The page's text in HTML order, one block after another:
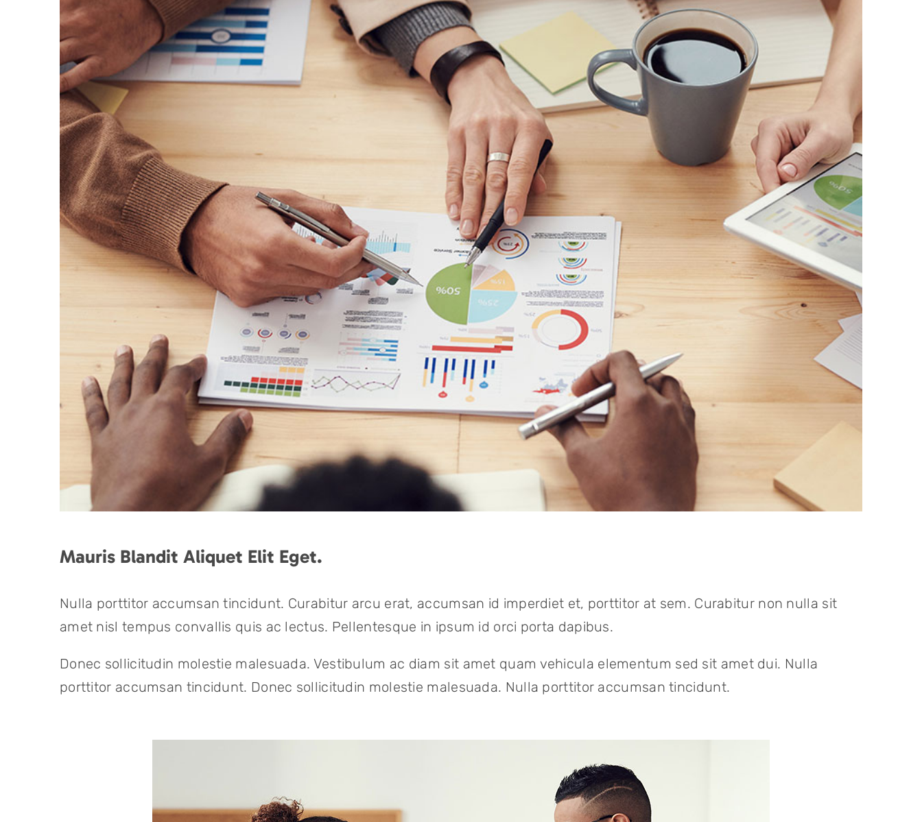
Larger
Image
Mauris Blandit Aliquet Elit Eget.
Nulla porttitor accumsan tincidunt. Curabitur arcu erat, accumsan id imperdiet et, porttitor at sem. Curabitur non nulla sit
amet nisl tempus convallis quis ac lectus. Pellentesque in ipsum id orci porta dapibus.
Donec sollicitudin molestie malesuada. Vestibulum ac diam sit amet quam vehicula elementum sed sit amet dui. Nulla
porttitor accumsan tincidunt. Donec sollicitudin molestie malesuada. Nulla porttitor accumsan tincidunt.